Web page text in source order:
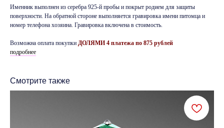
Именник выполнен из серебра 925-й пробы и покрыт родием для защиты
поверхности. На обратной стороне выполняется гравировка имени питомца и
номер телефона хозяина. Гравировка включена в стоимость.
Возможна оплата покупки ДОЛЯМИ 4 платежа по 875 рублей
подробнее
Смотрите также